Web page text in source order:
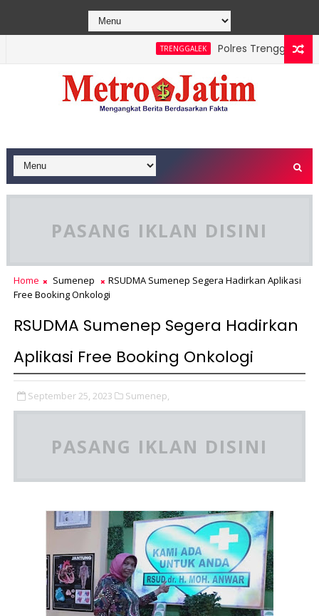
TRENGGALEK
Polres Trenggalek
Sawe Berhasil Dipadamkan, Masyarakat Diimbau Hentikan
PASANG IKLAN DISINI
Home Sumenep
RSUDMA Sumenep Segera Hadirkan Aplikasi
Free Booking Onkologi
RSUDMA Sumenep Segera Hadirkan
Aplikasi Free Booking Onkologi
September 25, 2023 Sumenep,
PASANG IKLAN DISINI